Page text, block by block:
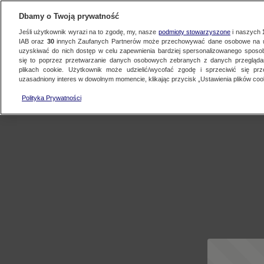
Dbamy o Twoją prywatność
Jeśli użytkownik wyrazi na to zgodę, my, nasze podmioty stowarzyszonei naszych
IAB oraz 30innych Zaufanych Partnerów może przechowywać dane osobowe na
uzyskiwać do nich dostęp w celu zapewnienia bardziej spersonalizowanego
się to poprzez przetwarzanie danych osobowych zebranych z danych
plikach cookie. Użytkownik może udzielić/wycofać zgodę i sprzeciwić się
uzasadniony interes w dowolnym momencie, klikając przycisk „Ustawienia plików
Polityka Prywatności